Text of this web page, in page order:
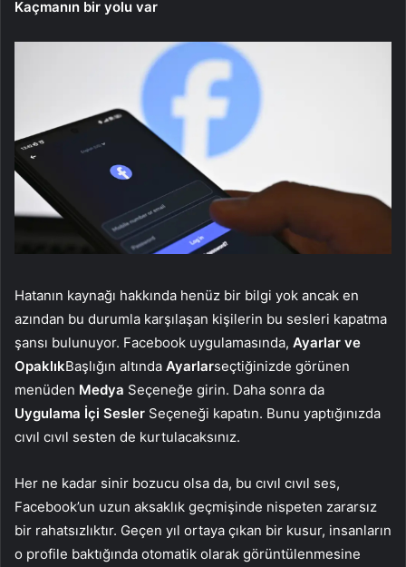
Kaçmanın bir yolu var
Hatanın kaynağı hakkında henüz bir bilgi yok ancak en
azından bu durumla karşılaşan kişilerin bu sesleri kapatma
şansı bulunuyor. Facebook uygulamasında, Ayarlar ve
OpaklıkBaşlığın altında Ayarlarseçtiğinizde görünen
menüden Medya Seçeneğe girin. Daha sonra da
Uygulama İçi Sesler Seçeneği kapatın. Bunu yaptığınızda
cıvıl cıvıl sesten de kurtulacaksınız.
Her ne kadar sinir bozucu olsa da, bu cıvıl cıvıl ses,
Facebook’un uzun aksaklık geçmişinde nispeten zararsız
bir rahatsızlıktır. Geçen yıl ortaya çıkan bir kusur, insanların
o profile baktığında otomatik olarak görüntülenmesine